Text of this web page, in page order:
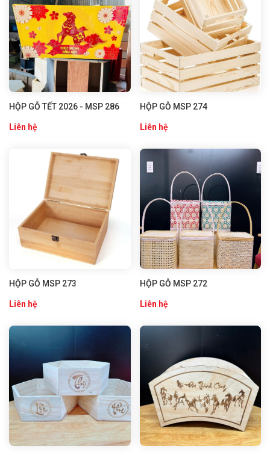
HỘP GỖ TẾT 2026 - MSP 286
Liên hệ
HỘP GỖ MSP 274
Liên hệ
HỘP GỖ MSP 273
Liên hệ
HỘP GỖ MSP 272
Liên hệ